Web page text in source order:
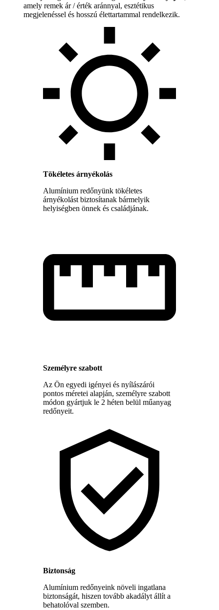
amely remek ár / érték aránnyal, esztétikus
megjelenéssel és hosszú élettartammal rendelkezik.
Tökéletes árnyékolás
Alumínium redőnyünk tökéletes
árnyékolást biztosítanak bármelyik
helyiségben önnek és családjának.
Személyre szabott
Az Ön egyedi igényei és nyílászárói
pontos méretei alapján, személyre szabott
módon gyártjuk le 2 héten belül műanyag
redőnyeit.
Biztonság
Alumínium redőnyeink növeli ingatlana
biztonságát, hiszen tovább akadályt állít a
behatolóval szemben.